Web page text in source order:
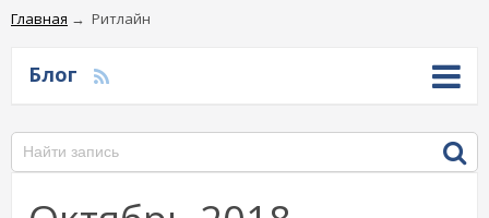
Главная → Ритлайн
Блог